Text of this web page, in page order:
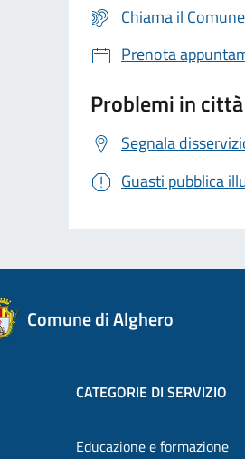
Chiama il Comune
Prenota
Problemi in città
Segnala
Guasti pubblica
Comune di Alghero
CATEGORIE DI SERVIZIO
Educazione e formazione